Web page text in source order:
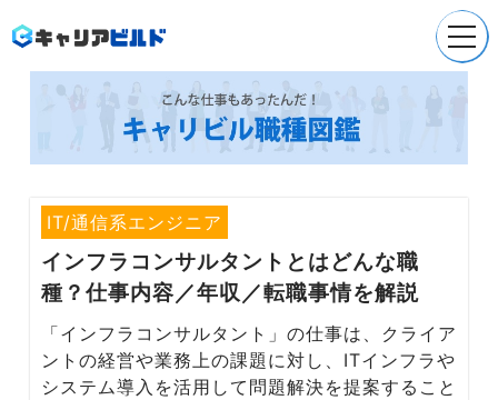
IT/通信系エンジニア
インフラコンサルタント とはどんな職
種？仕事内容／年収／転職事情を解説
「インフラコンサルタント」の仕事は、クライア
ントの経営や業務上の課題に対し、ITインフラや
システム導入を活用して問題解決を提案すること
Company
就職/転職支援
Service
採用支援
Recruit
採用情報